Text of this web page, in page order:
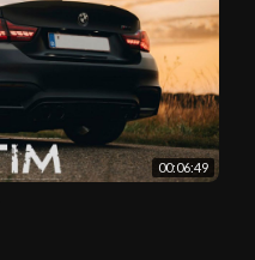
00:06:49